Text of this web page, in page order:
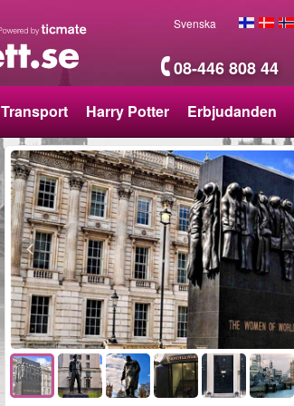
08-446 808 44
Svenska
Transport Harry Potter Erbjudanden